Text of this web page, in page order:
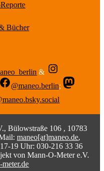
Bücher
&
@maneo.berlin;
Bülowstraße 106 , 10783
maneo[at]maneo.de,
19 Uhr: 030-216 33 36
von Mann-O-Meter e.V.